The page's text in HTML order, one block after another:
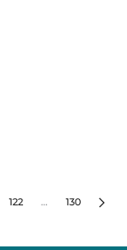
122 … 130